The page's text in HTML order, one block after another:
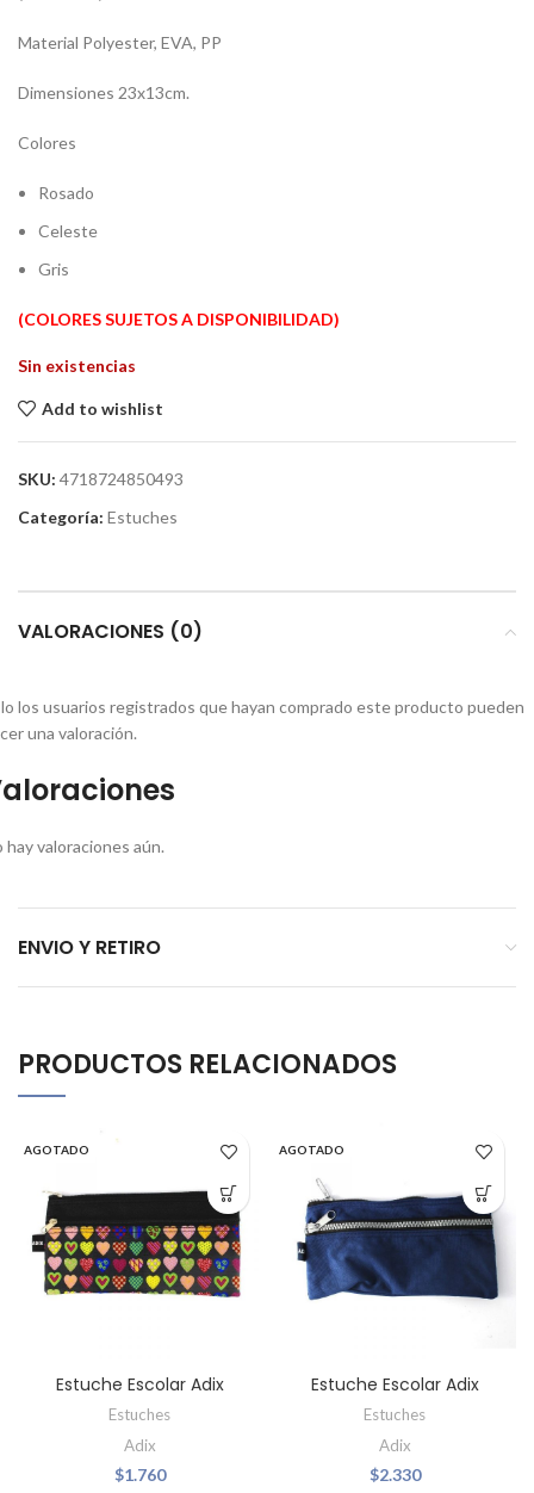
Material Polyester, EVA, PP
Dimensiones 23x13cm.
Colores
Rosado
Celeste
Gris
(COLORES SUJETOS A DISPONIBILIDAD)
Sin existencias
Add to wishlist
SKU: 4718724850493
Categoría: Estuches
VALORACIONES (0)
hay valoraciones aún.
los usuarios registrados que hayan comprado este producto pueden
una valoración.
ENVIO Y RETIRO
PRODUCTOS RELACIONADOS
AGOTADO
Estuche Escolar Adix
Estuches
Adix
$1.760
AGOTADO
Estuche Escolar Adix
Estuches
Adix
$2.330